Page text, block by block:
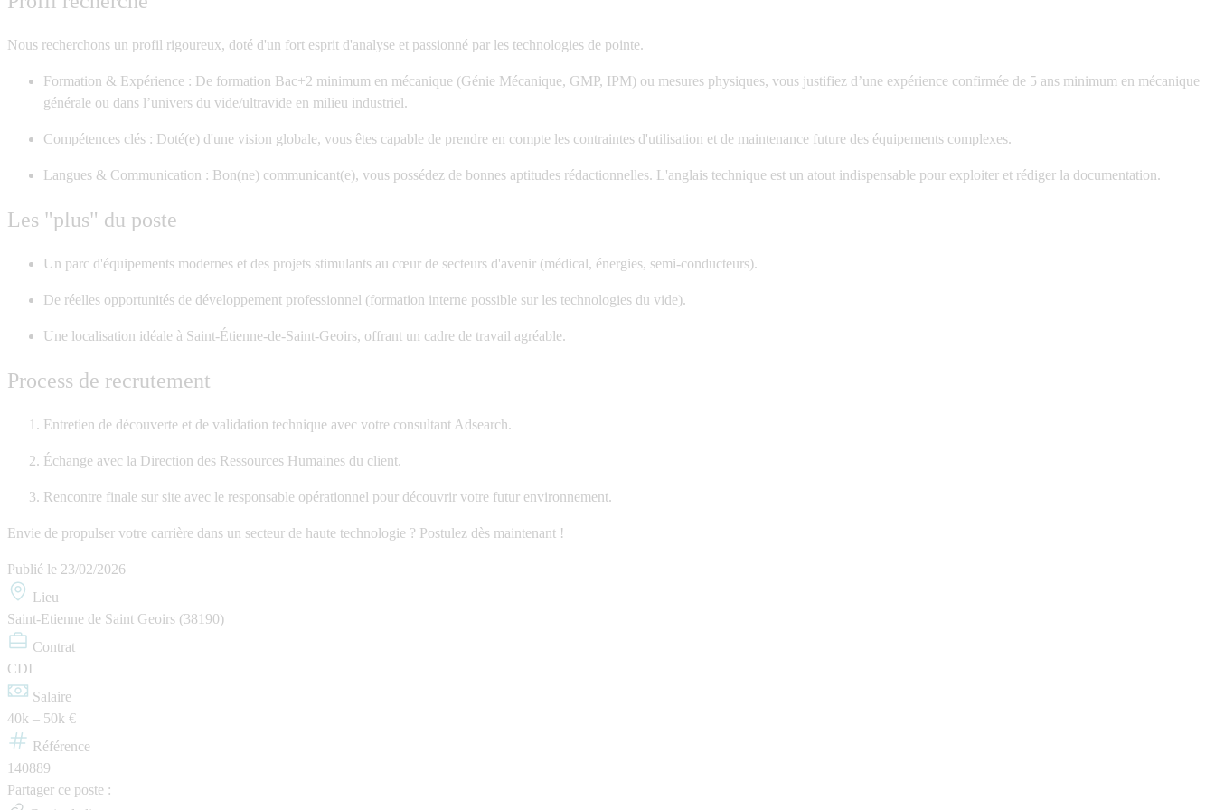
Nous recherchons un profil rigoureux, doté d'un fort esprit d'analyse et passionné par les technologies de pointe.
Formation & Expérience : De formation Bac+2 minimum en mécanique (Génie Mécanique, GMP, IPM) ou mesures physiques, vous justifiez d’une expérience confirmée de 5 ans minimum en mécanique
générale ou dans l’univers du vide/ultravide en milieu industriel.
Compétences clés : Doté(e) d'une vision globale, vous êtes capable de prendre en compte les contraintes d'utilisation et de maintenance future des équipements complexes.
Langues & Communication : Bon(ne) communicant(e), vous possédez de bonnes aptitudes rédactionnelles. L'anglais technique est un atout indispensable pour exploiter et rédiger la documentation.
Les "plus" du poste
Un parc d'équipements modernes et des projets stimulants au cœur de secteurs d'avenir (médical, énergies, semi-conducteurs).
De réelles opportunités de développement professionnel (formation interne possible sur les technologies du vide).
Une localisation idéale à Saint-Étienne-de-Saint-Geoirs, offrant un cadre de travail agréable.
Process de recrutement
Entretien de découverte et de validation technique avec votre consultant Adsearch.
Échange avec la Direction des Ressources Humaines du client.
Rencontre finale sur site avec le responsable opérationnel pour découvrir votre futur environnement.
Envie de propulser votre carrière dans un secteur de haute technologie ? Postulez dès maintenant !
Publié le 23/02/2026
Lieu
Saint-Etienne de Saint Geoirs (38190)
Contrat
CDI
Salaire
40k – 50k €
Référence
140889
Partager ce poste :